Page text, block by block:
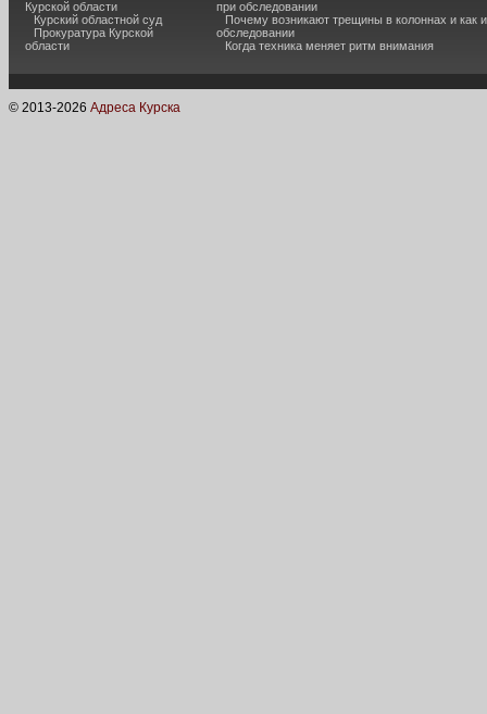
Курской области
Курский областной суд
Прокуратура Курской
области
при обследовании
Почему возникают трещины в колоннах и как
обследовании
Когда техника меняет ритм внимания
© 2013-2026 Адреса Курска